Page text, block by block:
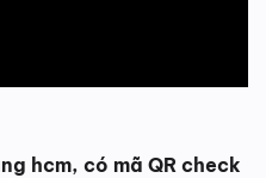
hcm, có mã QR check